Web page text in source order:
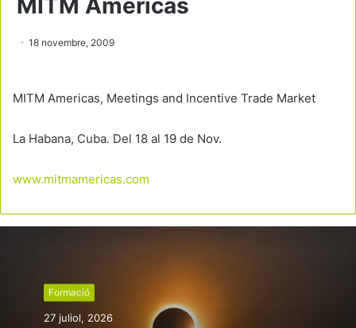
MITM Americas
18 novembre, 2009
MITM Americas, Meetings and Incentive Trade Market
La Habana, Cuba. Del 18 al 19 de Nov.
www.mitmamericas.com
Formació
27 juliol, 2026